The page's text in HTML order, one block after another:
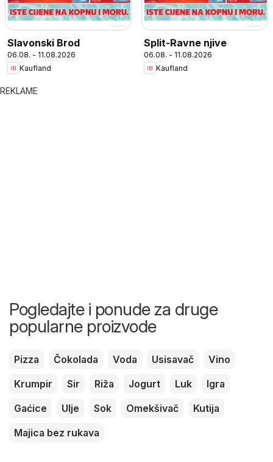
Slavonski Brod
06.08. - 11.08.2026
Kaufland
Split-Ravne njive
06.08. - 11.08.2026
Kaufland
REKLAME
Pogledajte i ponude za druge
popularne proizvode
Pizza Čokolada Voda Usisavač
Vino
Krumpir
Sir Riža Jogurt Luk
Igra
Gaćice
Ulje Sok Omekšivač
Kutija
Majica bez rukava